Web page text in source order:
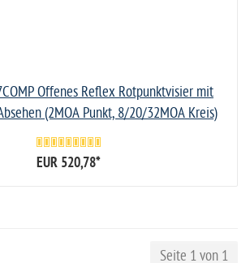
Offenes Reflex Rotpunktvisier mit
(2MOA Punkt, 8/20/32MOA Kreis)
EUR 520,78*
Seite 1 von 1